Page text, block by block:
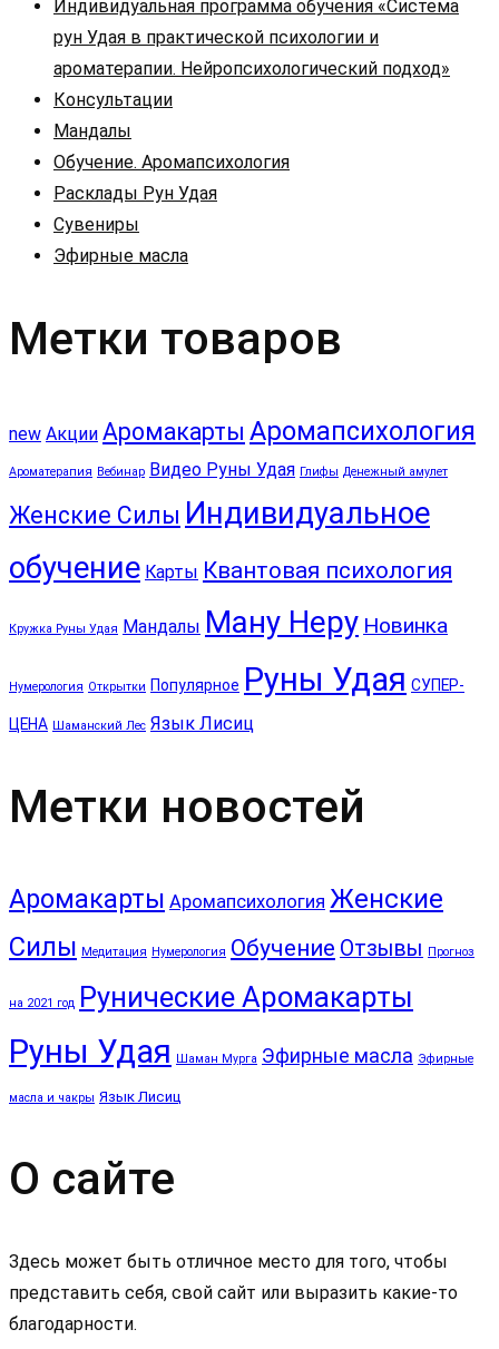
Индивидуальная программа обучения «Система
рун Удая в практической психологии и
ароматерапии. Нейропсихологический подход»
Консультации
Мандалы
Обучение. Аромапсихология
Расклады Рун Удая
Сувениры
Эфирные масла
Метки товаров
new Акции Аромакарты Аромапсихология
Ароматерапия Вебинар Видео Руны Удая Глифы Денежный амулет
Женские Силы Индивидуальное
обучение Карты Квантовая психология
Кружка Руны Удая Мандалы Ману Неру Новинка
Нумерология Открытки Популярное Руны Удая СУПЕР-
ЦЕНА Шаманский Лес Язык Лисиц
Метки новостей
Аромакарты Аромапсихология Женские
Силы Медитация Нумерология Обучение Отзывы Прогноз
на 2021 год Рунические Аромакарты
Руны Удая Шаман Мурга Эфирные масла Эфирные
масла и чакры Язык Лисиц
О сайте
Здесь может быть отличное место для того, чтобы
представить себя, свой сайт или выразить какие-то
благодарности.